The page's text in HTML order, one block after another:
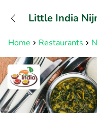
Home Restaurants
Little India